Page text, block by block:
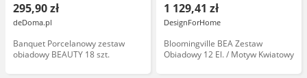
295,90 zł
deDoma.pl
Banquet Porcelanowy zestaw
obiadowy BEAUTY 18 szt.
1 129,41 zł
DesignForHome
Bloomingville BEA Zestaw
Obiadowy 12 El. / Motyw Kwiatowy